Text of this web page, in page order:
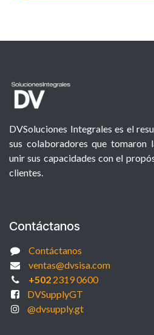
DVSoluciones Integrales es el
sus colaboradores que tomaron
unir sus capacidades con el
clientes.
Contáctanos
Contáctanos
ventas@dvsisa.com
+5022319 0600
DVSupplyGT
@dvsupply.gt